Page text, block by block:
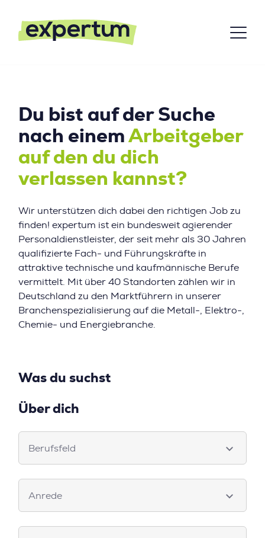
Du bist auf der Suche
nach einem Arbeitgeber
auf den du dich
verlassen kannst?
Wir unterstützen dich dabei den richtigen Job zu
finden! expertum ist ein bundesweit agierender
Personaldienstleister, der seit mehr als 30 Jahren
qualifizierte Fach- und Führungskräfte in
attraktive technische und kaufmännische Berufe
vermittelt. Mit über 40 Standorten zählen wir in
Deutschland zu den Marktführern in unserer
Branchenspezialisierung auf die Metall-, Elektro-,
Chemie- und Energiebranche.
Was du suchst
Über dich
Berufsfeld
Dropdown
Berufsfeld
Anrede
Anrede
Branche